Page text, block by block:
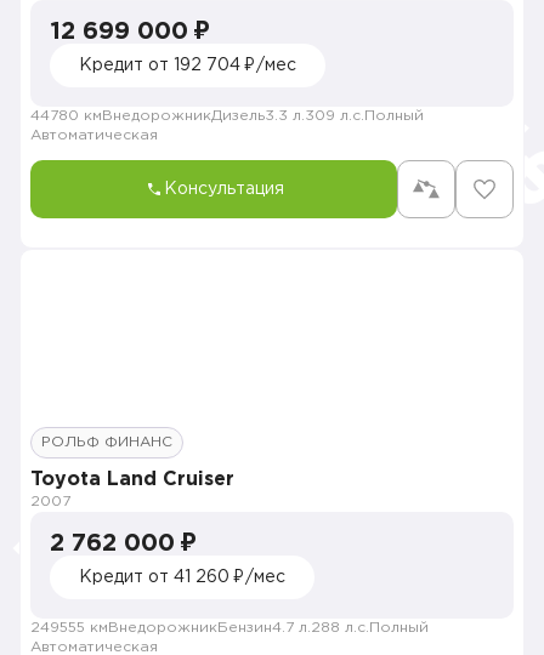
12 699 000 ₽
Кредит от 192 704 ₽/мес
44780 км ВнедорожникДизель3.3 л. 309 л.с. Полный
Автоматическая
Консультация
РОЛЬФ ФИНАНС
Toyota Land Cruiser
2007
2 762 000 ₽
Кредит от 41 260 ₽/мес
249555 км Внедорожник Бензин4.7 л. 288 л.с. Полный
Автоматическая